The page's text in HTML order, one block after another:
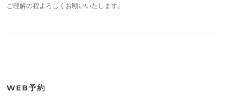
ご理解の程よろしくお願いいたします。
WEB予約